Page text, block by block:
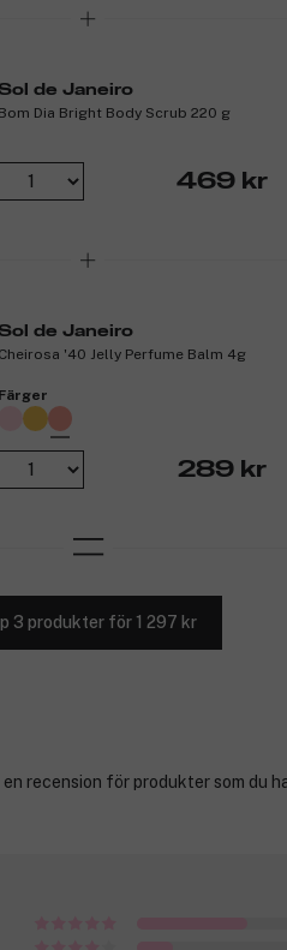
de Janeiro
Bom Dia Bright Body Scrub 220 g
469 kr
de Janeiro
Cheirosa '40 Jelly Perfume Balm 4g
Färger
289 kr
3 produkter för 1 297 kr
recension för produkter som du